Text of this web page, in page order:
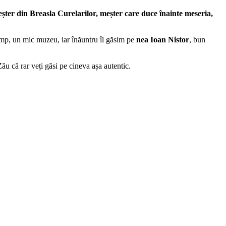
din Breasla Curelarilor, meșter care duce înainte meseria,
un mic muzeu, iar înăuntru îl găsim pe nea Ioan Nistor, bun
că rar veți găsi pe cineva așa autentic.